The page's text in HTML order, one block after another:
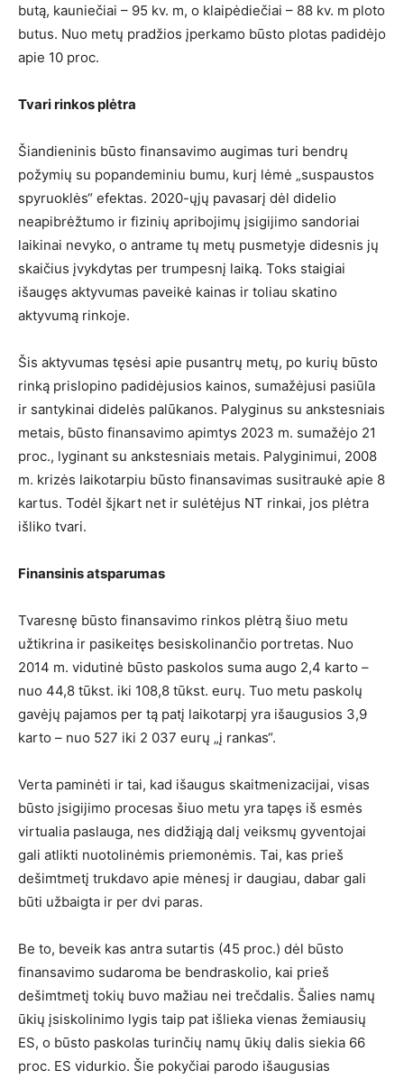
butą, kauniečiai – 95 kv. m, o klaipėdiečiai – 88 kv. m ploto
butus. Nuo metų pradžios įperkamo būsto plotas padidėjo
apie 10 proc.
Tvari rinkos plėtra
Šiandieninis būsto finansavimo augimas turi bendrų
požymių su popandeminiu bumu, kurį lėmė „suspaustos
spyruoklės“ efektas. 2020-ųjų pavasarį dėl didelio
neapibrėžtumo ir fizinių apribojimų įsigijimo sandoriai
laikinai nevyko, o antrame tų metų pusmetyje didesnis jų
skaičius įvykdytas per trumpesnį laiką. Toks staigiai
išaugęs aktyvumas paveikė kainas ir toliau skatino
aktyvumą rinkoje.
Šis aktyvumas tęsėsi apie pusantrų metų, po kurių būsto
rinką prislopino padidėjusios kainos, sumažėjusi pasiūla
ir santykinai didelės palūkanos. Palyginus su ankstesniais
metais, būsto finansavimo apimtys 2023 m. sumažėjo 21
proc., lyginant su ankstesniais metais. Palyginimui, 2008
m. krizės laikotarpiu būsto finansavimas susitraukė apie 8
kartus. Todėl šįkart net ir sulėtėjus NT rinkai, jos plėtra
išliko tvari.
Finansinis atsparumas
Tvaresnę būsto finansavimo rinkos plėtrą šiuo metu
užtikrina ir pasikeitęs besiskolinančio portretas. Nuo
2014 m. vidutinė būsto paskolos suma augo 2,4 karto –
nuo 44,8 tūkst. iki 108,8 tūkst. eurų. Tuo metu paskolų
gavėjų pajamos per tą patį laikotarpį yra išaugusios 3,9
karto – nuo 527 iki 2 037 eurų „į rankas“.
Verta paminėti ir tai, kad išaugus skaitmenizacijai, visas
būsto įsigijimo procesas šiuo metu yra tapęs iš esmės
virtualia paslauga, nes didžiąją dalį veiksmų gyventojai
gali atlikti nuotolinėmis priemonėmis. Tai, kas prieš
dešimtmetį trukdavo apie mėnesį ir daugiau, dabar gali
būti užbaigta ir per dvi paras.
Be to, beveik kas antra sutartis (45 proc.) dėl būsto
finansavimo sudaroma be bendraskolio, kai prieš
dešimtmetį tokių buvo mažiau nei trečdalis. Šalies namų
ūkių įsiskolinimo lygis taip pat išlieka vienas žemiausių
ES, o būsto paskolas turinčių namų ūkių dalis siekia 66
proc. ES vidurkio. Šie pokyčiai parodo išaugusias